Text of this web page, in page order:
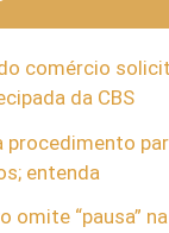
comércio
da CBS
procedimento
entenda
omite “pausa”